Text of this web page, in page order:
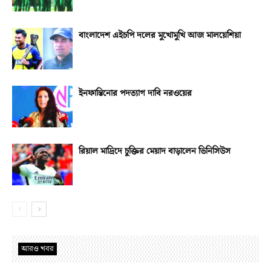
বাংলাদেশ এইচপি দলের মুখোমুখি আজ মালয়েশিয়া
ইনফান্তিনোর পদত্যাগ দাবি নরওয়ের
রিয়াল মাদ্রিদে চুক্তির মেয়াদ বাড়ালেন ভিনিসিউস
আরও খবর